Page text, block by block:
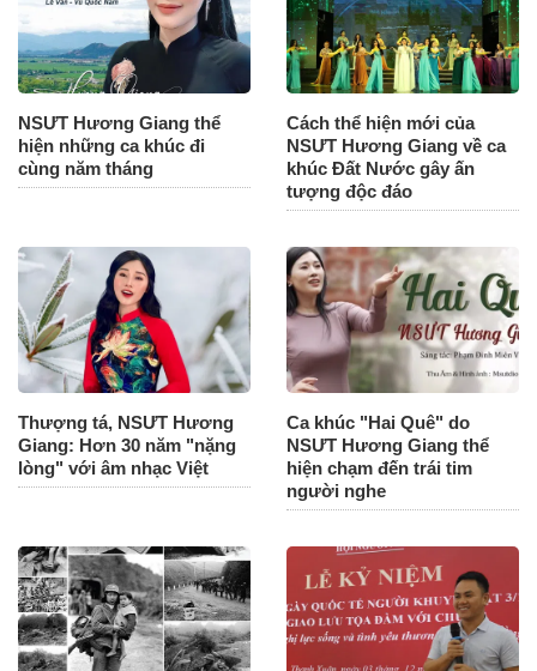
NSƯT Hương Giang thể
hiện những ca khúc đi
cùng năm tháng
Cách thể hiện mới của
NSƯT Hương Giang về ca
khúc Đất Nước gây ấn
tượng độc đáo
Thượng tá, NSƯT Hương
Giang: Hơn 30 năm "nặng
lòng" với âm nhạc Việt
Ca khúc "Hai Quê" do
NSƯT Hương Giang thể
hiện chạm đến trái tim
người nghe